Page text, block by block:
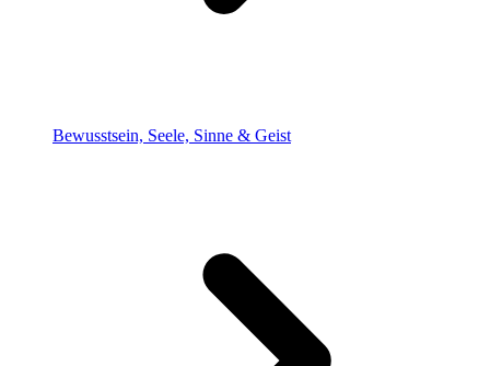
Bewusstsein, Seele, Sinne & Geist